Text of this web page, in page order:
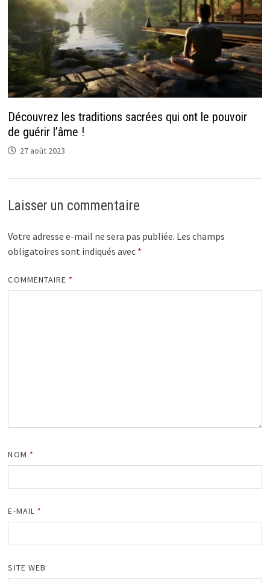
Découvrez les traditions sacrées qui ont le pouvoir
de guérir l’âme !
27 août 2023
Laisser un commentaire
Votre adresse e-mail ne sera pas publiée. Les champs
obligatoires sont indiqués avec *
COMMENTAIRE *
NOM *
E-MAIL *
SITE WEB